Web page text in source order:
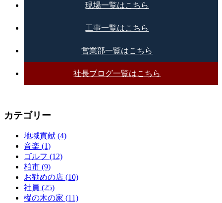
現場一覧はこちら
工事一覧はこちら
営業部一覧はこちら
社長ブログ一覧はこちら
カテゴリー
地域貢献 (4)
音楽 (1)
ゴルフ (12)
柏市 (9)
お勧めの店 (10)
社員 (25)
樅の木の家 (11)